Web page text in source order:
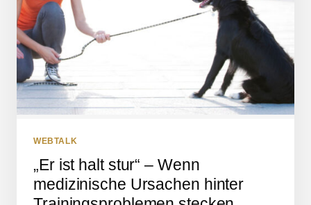
WEBTALK
„Er ist halt stur“ – Wenn
medizinische Ursachen hinter